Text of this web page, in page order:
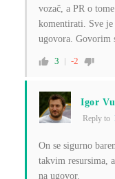
vozač, a PR o
komentirati. Sve
ugovora. Govorim
3 -2
Igor
Reply to
On se sigurno
takvim resursima,
na ugovor.